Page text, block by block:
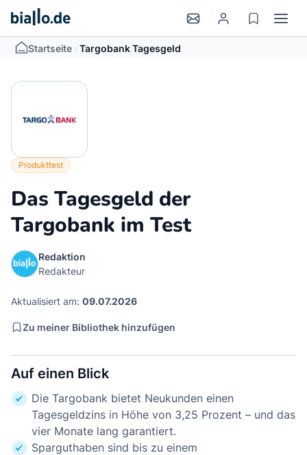
Startseite > Targobank Tagesgeld
Produkttest
Das Tagesgeld der
Targobank im Test
Redaktion
Redakteur
Aktualisiert am: 09.07.2026
Zu meiner Bibliothek hinzufügen
Auf einen Blick
Die Targobank bietet Neukunden einen
Tagesgeldzins in Höhe von 3,25 Prozent – und das
vier Monate lang garantiert.
Sparguthaben sind bis zu einem